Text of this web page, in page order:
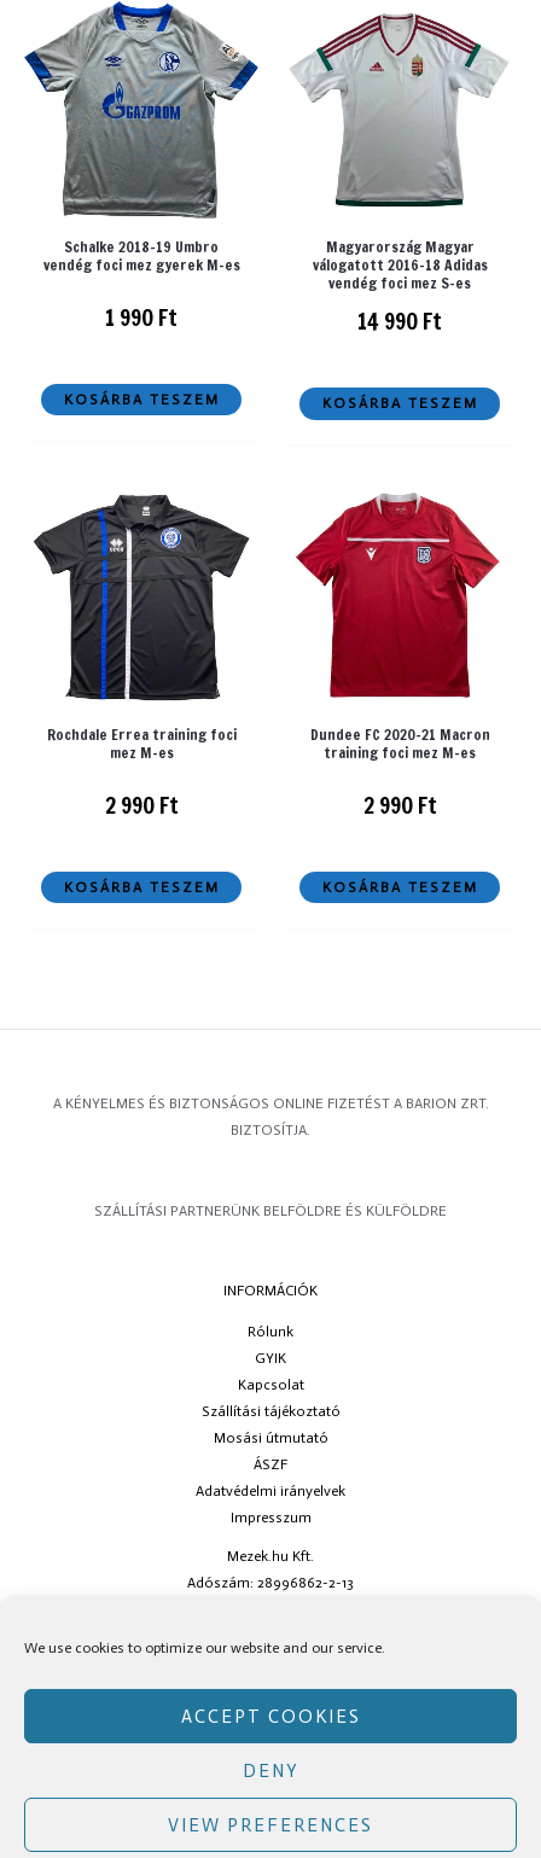
We use cookies to optimize our website and our service.
ACCEPT COOKIES
DENY
VIEW PREFERENCES
Schalke 2018-19 Umbro
vendég foci mez gyerek M-es
1 990Ft
KOSÁRBA TESZEM
Magyarország Magyar
válogatott 2016-18 Adidas
vendég foci mez S-es
14 990Ft
KOSÁRBA TESZEM
Rochdale Errea training foci
mez M-es
2 990Ft
KOSÁRBA TESZEM
Dundee FC 2020-21 Macron
training foci mez M-es
2 990Ft
KOSÁRBA TESZEM
A KÉNYELMES ÉS BIZTONSÁGOS ONLINE FIZETÉST A BARION ZRT.
BIZTOSÍTJA.
SZÁLLÍTÁSI PARTNERÜNK BELFÖLDRE ÉS KÜLFÖLDRE
INFORMÁCIÓK
Rólunk
GYIK
Kapcsolat
Szállítási tájékoztató
Mosási útmutató
ÁSZF
Adatvédelmi irányelvek
Impresszum
Mezek.hu Kft.
Adószám: 28996862-2-13
social oldalainkon!
Copyright © Mezek.hu 2026 Mezek.hu
Facebook Instagram